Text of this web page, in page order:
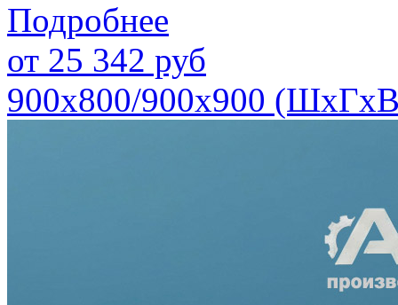
Подробнее
от 25 342 руб
900х800/900х900